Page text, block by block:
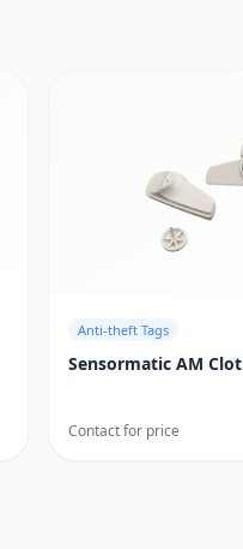
Anti-theft Tags
Sensormatic AM
Contact for price